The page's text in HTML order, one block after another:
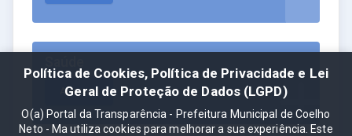
Acessar
Política de Cookies, Política de Privacidade e Lei
Geral de Proteção de Dados (LGPD)
O(a) Portal da Transparência - Prefeitura Municipal de Coelho
Neto - Ma utiliza cookies para melhorar a sua experiência. Este